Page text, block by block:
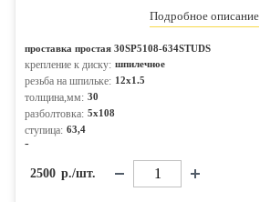
Подробное описание
проставка простая 30SP5108-634STUDS
крепление к диску: шпилечное
резьба на шпильке: 12x1.5
толщина,мм: 30
разболтовка: 5x108
ступица: 63,4
-
2500 р./шт.